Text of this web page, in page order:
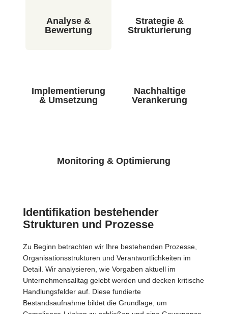
Analyse &
Bewertung
Strategie &
Strukturierung
Implementierung
& Umsetzung
Nachhaltige
Verankerung
Monitoring & Optimierung
Identifikation bestehender
Strukturen und Prozesse
Zu Beginn betrachten wir Ihre bestehenden Prozesse,
Organisationsstrukturen und Verantwortlichkeiten im
Detail. Wir analysieren, wie Vorgaben aktuell im
Unternehmensalltag gelebt werden und decken kritische
Handlungsfelder auf. Diese fundierte
Bestandsaufnahme bildet die Grundlage, um